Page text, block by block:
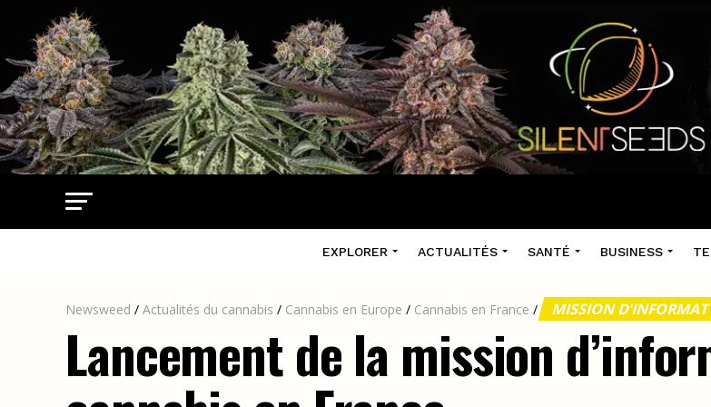
EXPLORER ACTUALITÉS SANTÉ BUSINESS
Newsweed / Actualités du cannabis / Cannabis en Europe / Cannabis en France / MISSION
Lancement de la mission